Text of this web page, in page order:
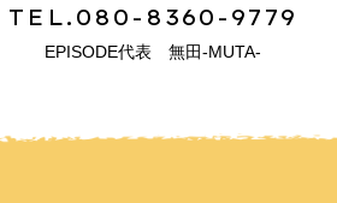
TEL.080-8360-9779
EPISODE代表 無田-MUTA-